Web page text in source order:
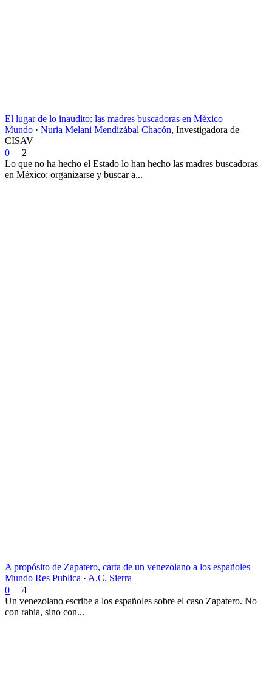
El lugar de lo inaudito: las madres buscadoras en México
Mundo · Nuria Melani Mendizábal Chacón, Investigadora de
CISAV
0
2
Lo que no ha hecho el Estado lo han hecho las madres buscadoras
en México: organizarse y buscar a...
A propósito de Zapatero, carta de un venezolano a los españoles
Mundo Res Publica · A.C. Sierra
0
4
Un venezolano escribe a los españoles sobre el caso Zapatero. No
con rabia, sino con...